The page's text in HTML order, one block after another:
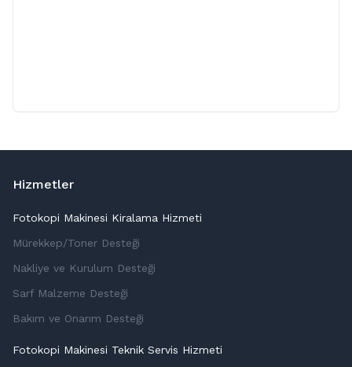
Hizmetler
Fotokopi Makinesi Kiralama Hizmeti
Mürekkep/Toner Desteği
Nakliye ve Kurulum Desteği
Sarf Malzeme Desteği
Bakım ve Onarım Desteği
Fotokopi Makinesi Teknik Servis Hizmeti